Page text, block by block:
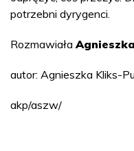
potrzebni dyrygenci.
Rozmawiała
autor: Agnieszka Kliks-
akp/aszw/